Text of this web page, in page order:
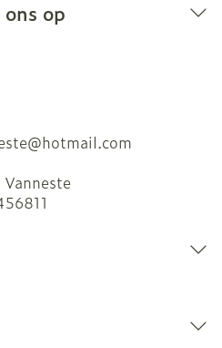
op
hotmail.com
Vanneste